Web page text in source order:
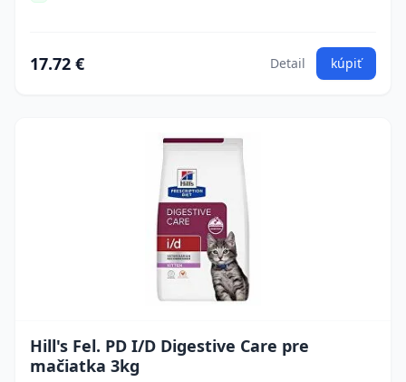
17.72 € Detail kúpiť
Hill's Fel. PD I/D Digestive Care pre
mačiatka 3kg